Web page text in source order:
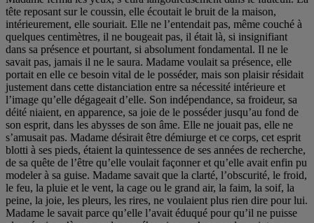
tête reposant sur le coussin, elle écoutait le bruit de la maison,
intérieurement, elle souriait. Elle ne l’entendait pas, même couché à
quelques centimètres, il ne bougeait pas, il était là, si insignifiant
dans sa présence et pourtant, si absolument fondamental. Il ne le
savait pas, jamais il ne le saura. Madame voulait sa présence, elle
portait en elle ce besoin vital de le posséder, mais son plaisir résidait
justement dans cette distanciation entre sa nécessité intérieure et
l’image qu’elle dégageait d’elle. Son indépendance, sa froideur, sa
déité niaient, en apparence, sa joie de le posséder jusqu’au fond de
son esprit, dans les abysses de son âme. Elle ne jouait pas, elle ne
s’amusait pas. Madame désirait être démiurge et ce corps, cet esprit
blotti à ses pieds, étaient la quintessence de ses années de recherche,
de sa quête de l’être qu’elle voulait façonner et qu’elle avait enfin pu
modeler à sa guise. Madame savait que la clarté, l’obscurité, le froid,
le feu, la pluie et le vent, la cage ou le grand air, la faim, la soif, la
peine, la joie, les pleurs, les rires, ne voulaient plus rien dire pour lui.
Madame le savait parce qu’elle l’avait éduqué pour qu’il ne puisse